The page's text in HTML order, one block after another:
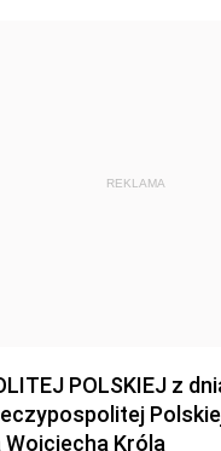
REKLAMA
POLSKIEJ z
Króla